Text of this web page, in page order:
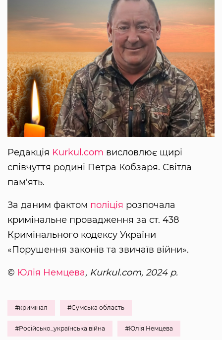
Редакція Kurkul.com висловлює щирі
співчуття родині Петра Кобзаря. Світла
пам'ять.
За даним фактом поліція розпочала
кримінальне провадження за ст. 438
Кримінального кодексу України
«Порушення законів та звичаїв війни».
© Юлія Немцева, Kurkul.com, 2024 р.
#кримінал #Сумська область
#Російсько_українська війна #Юлія Немцева